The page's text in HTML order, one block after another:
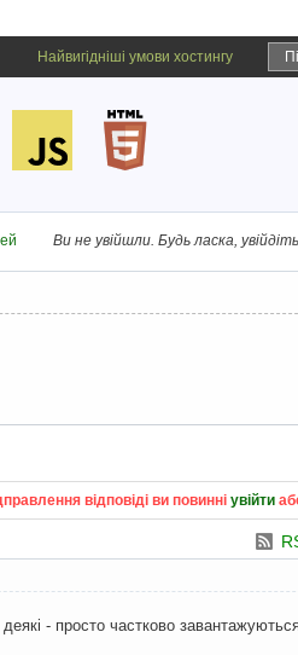
Найвигідніші умови хостингу
Ви не увійшли. Будь ласка,
відповіді ви повинні увійти
- просто частково